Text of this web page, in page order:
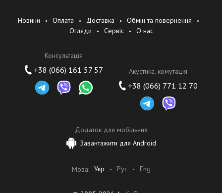
Новини Оплата Доставка
Обмін та повернення
Огляди
Сервіс О нас
Консультація
+38 (066) 161 57 57 Акустика, комутація
+38 (066) 771 12 70
Додаток для мобільних
Завантажити для Android
Мова: Укр Рус Eng